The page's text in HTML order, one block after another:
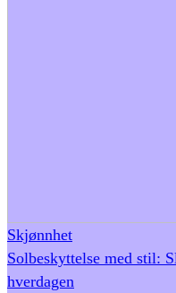
Skjønnhet
Solbeskyttelse med stil:
hverdagen